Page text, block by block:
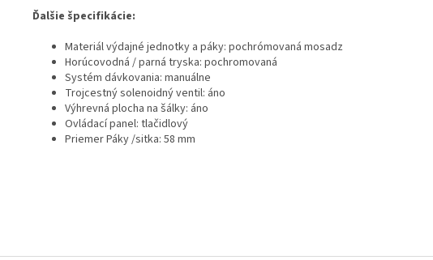
Ďalšie špecifikácie:
Materiál výdajné jednotky a páky: pochrómovaná mosadz
Horúcovodná / parná tryska: pochromovaná
Systém dávkovania: manuálne
Trojcestný solenoidný ventil: áno
Výhrevná plocha na šálky: áno
Ovládací panel: tlačidlový
Priemer Páky /sitka: 58 mm